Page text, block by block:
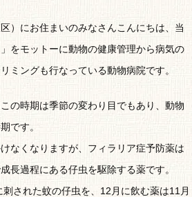
）にお住まいのみなさんこんにちは、当
をモットーに動物の健康管理から病気の
ミングも行なっている動物病院です。
の時期は季節の変わり目でもあり、動物
です。
なくなりますが、フィラリア症予防薬は
長過程にある仔虫を駆除する薬です。
された蚊の仔虫を、12月に飲む薬は11月